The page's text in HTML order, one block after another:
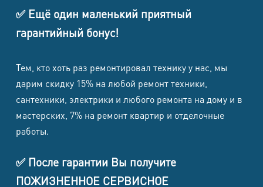
режимов
1 690 ₽
Ремонт термостата /
Ремонт нагревательного элемента
2 590 ₽
Ремонт двигателя вентилятора
2 590 ₽
Ремонт датчика опрокидывания /
безопасности
1 790 ₽
Ремонт таймера / пульта /
✅ Ещё один маленький приятный
гарантийный бонус!
Тем, кто хоть раз ремонтировал технику у нас, мы
дарим скидку 15% на любой ремонт техники,
сантехники, электрики и любого ремонта на дому и в
мастерских, 7% на ремонт квартир и отделочные
работы.
✅ После гарантии Вы получите
ПОЖИЗНЕННОЕ СЕРВИСНОЕ